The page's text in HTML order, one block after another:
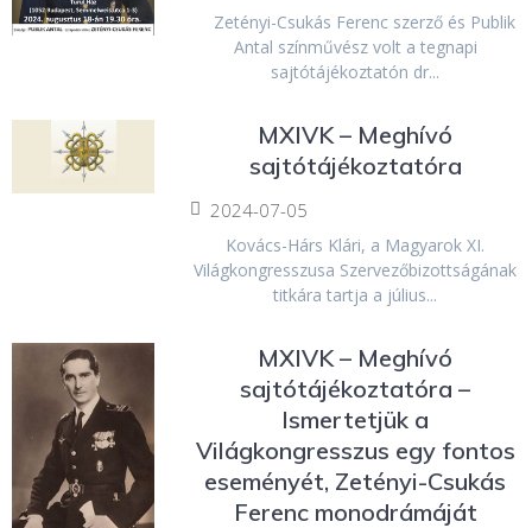
Zetényi-Csukás Ferenc szerző és Publik
Antal színművész volt a tegnapi
sajtótájékoztatón dr...
MXIVK – Meghívó
sajtótájékoztatóra
2024-07-05
Kovács-Hárs Klári, a Magyarok XI.
Világkongresszusa Szervezőbizottságának
titkára tartja a július...
MXIVK – Meghívó
sajtótájékoztatóra –
Ismertetjük a
Világkongresszus egy fontos
eseményét, Zetényi-Csukás
Ferenc monodrámáját